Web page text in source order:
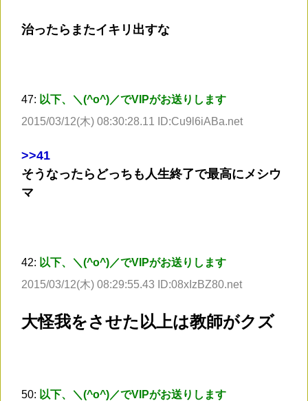
治ったらまたイキリ出すな
47: 以下、＼(^o^)／でVIPがお送りします
2015/03/12(木) 08:30:28.11 ID:Cu9l6iABa.net
>>41
そうなったらどっちも人生終了で最高にメシウ
マ
42: 以下、＼(^o^)／でVIPがお送りします
2015/03/12(木) 08:29:55.43 ID:08xIzBZ80.net
大怪我をさせた以上は教師がクズ
50: 以下、＼(^o^)／でVIPがお送りします